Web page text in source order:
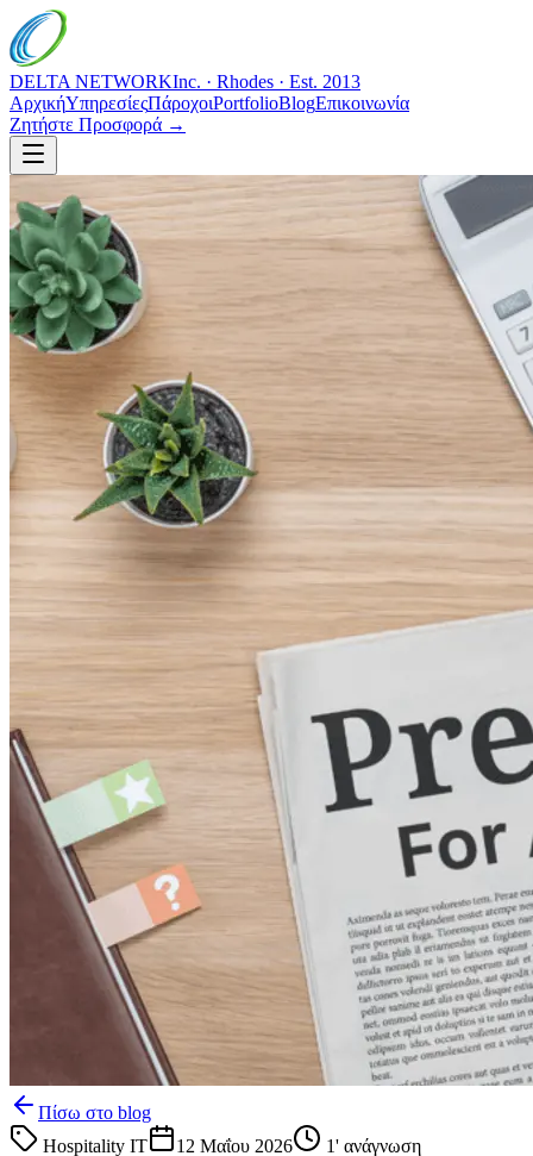
DELTA NETWORKInc. · Rhodes · Est. 2013
ΑρχικήΥπηρεσίεςΠάροχοιPortfolioBlogΕπικοινωνία
Ζητήστε Προσφορά →
Πίσω στο blog
Hospitality IT
12 Μαΐου 2026 1' ανάγνωση